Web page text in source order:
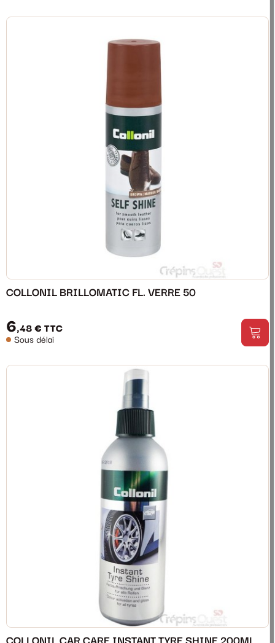
COLLONIL BRILLOMATIC FL. VERRE 50
6,48 € TTC
Sous délai